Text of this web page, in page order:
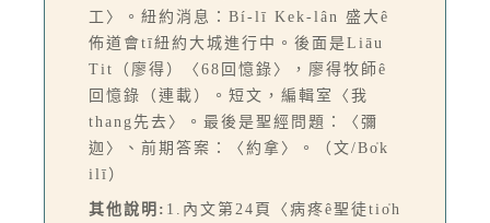
工〉。紐約消息：Bí-lī Kek-lân 盛大ê
佈道會tī紐約大城進行中。後面是Liāu
Tit（廖得）〈68回憶錄〉，廖得牧師ê
回憶錄（連載）。短文，編輯室〈我
thang先去〉。最後是聖經問題：〈彌
迦〉、前期答案：〈約拿〉。（文/Bo̍k
ilī）
其他說明: 1.內文第24頁〈病疼ê聖徒tio̍h